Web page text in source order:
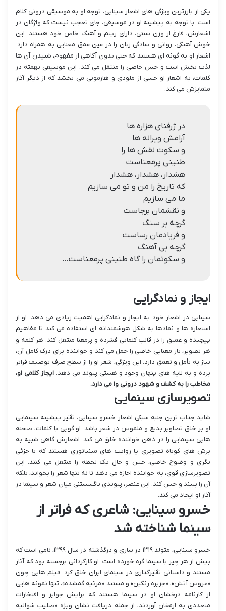
یکی از بارزترین ویژگی های اشعار سینایی، توجه او به موسیقی درونی کلام
است. با توجه به پیشینه او در موسیقی، جای تعجب نیست که واژگان در
اشعارش، فارغ از وزن سنتی، دارای ریتم و آهنگ خاص خود هستند. این
خوش آهنگی، روانی و سادگی زبان را در عین عمق معنایی به همراه دارد.
اشعار او به گونه ای هستند که حتی بدون آگاهی از مفهوم، شنیدن آن ها
لذت بخش است و حس خاصی را منتقل می کند. این موسیقی نهفته در
کلمات، به اشعار او حسی از ملودی و هارمونی می بخشد که از دیگر آثار
متمایزش می کند.
در ژرفنای هزاره ها
آرامش ویرانه ها
و سکوت نقش ها را
طنینی پرمعناست
هشدار، هشدار، هشدار
که تاریخ را من و تو می سازیم
ما می سازیم
و نقشمان برجاست
گرچه بر سنگ
و فریادمان رساست
گرچه بی آهنگ
و سکوتمان را گاه طنینی پرمعناست…
ایجاز و نمادگرایی
سینایی در اشعار خود به ایجاز و نمادگرایی اهمیت زیادی می دهد. او از
استعاره ها و نمادها به شکل هوشمندانه ای استفاده می کند تا مفاهیم
پیچیده و عمیق را در قالب کلماتی فشرده و پرمعنا منتقل کند. هر کلمه و
هر تصویر، بار معنایی خاصی را حمل می کند و خواننده برای درک کامل آن،
نیاز به تأمل و تعمق دارد. این ویژگی، شعر او را از سطح صرف توصیف فراتر
برده و به لایه های پنهان وجود و هستی پیوند می دهد.ایجاز کلامی او،
مخاطب را به کشف و شهود درونی وا می دارد.
تصویرسازی سینمایی
شاید جذاب ترین جنبه سبکی اشعار خسرو سینایی، تأثیر پیشینه سینمایی
او بر خلق تصاویر بدیع و ملموس در شعر باشد. او گویی با کلمات، صحنه
هایی سینمایی را در ذهن خواننده خلق می کند. اشعارش گاهی شبیه به
برش های کوتاه تصویری یا روایت های مینیاتوری هستند که با جزئی
نگری و وضوح خاصی، حس و حال یک لحظه را منتقل می کنند. این
تصویرسازی قوی، به خواننده اجازه می دهد تا نه تنها شعر را بخواند، بلکه
آن را ببیند و حس کند. این عنصر، پیوندی ناگسستنی میان شعر و سینما در
آثار او ایجاد می کند.
خسرو سینایی: شاعری که فراتر از
سینما شناخته شد
خسرو سینایی، متولد ۱۳۱۹ در ساری و درگذشته در سال ۱۳۹۹، نامی است که
بیش از هر چیز با سینما گره خورده است. او کارگردانی برجسته بود که آثار
مستند و داستانی تأثیرگذاری در سینمای ایران خلق کرد. فیلم هایی چون
«عروس آتش»، «جزیره رنگین» و مستند «مرثیه گمشده»، تنها نمونه هایی
از کارنامه درخشان او در سینما هستند که برایش جوایز و افتخارات
متعددی به ارمغان آوردند، از جمله دریافت نشان ویژه «صلیب شوالیه